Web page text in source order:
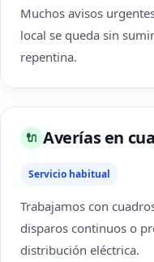
Muchos avisos
local se queda sin
repentina.
🔌 Averías en
Servicio habitual
Trabajamos con
disparos continuos o
distribución eléctrica.